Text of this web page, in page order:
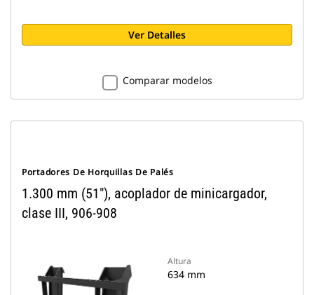
Ver Detalles
Comparar modelos
Portadores De Horquillas De Palés
1.300 mm (51"), acoplador de minicargador,
clase III, 906-908
Altura
634 mm